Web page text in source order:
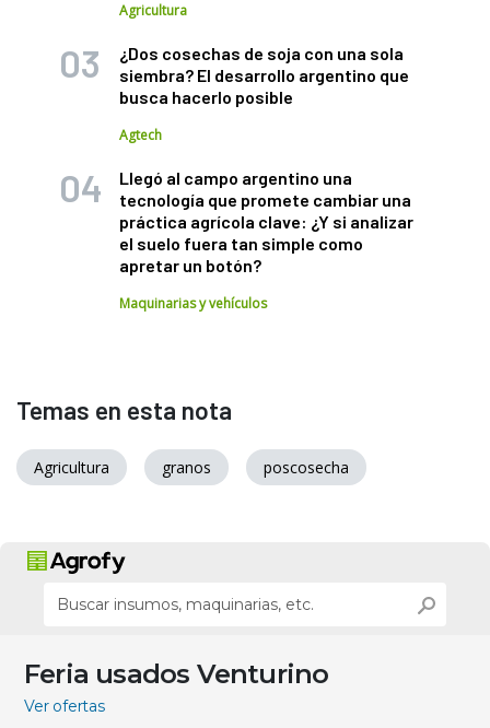
Agricultura
¿Dos cosechas de soja con una sola
siembra? El desarrollo argentino que
busca hacerlo posible
Agtech
Llegó al campo argentino una
tecnología que promete cambiar una
práctica agrícola clave: ¿Y si analizar
el suelo fuera tan simple como
apretar un botón?
Maquinarias y vehículos
Temas en esta nota
Agricultura granos poscosecha
Feria usados Venturino
Ver ofertas